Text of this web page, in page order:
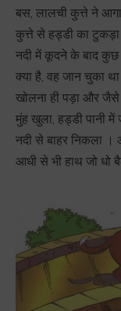
बस, लालची कुत्ते ने
कुत्ते से हड्डी का
नदी में कूदने के बाद कुछ
क्या है, वह जान चुका
खोलना ही पड़ा और
मुंह खुला, हड्डी पानी में
नदी से बाहर निकला
आधी से भी हाथ जो धो